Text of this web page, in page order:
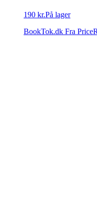
190 kr.På lager
BookTok.dk Fra